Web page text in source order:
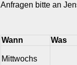
Anfragen bitte an
Wann Was
Mittwochs